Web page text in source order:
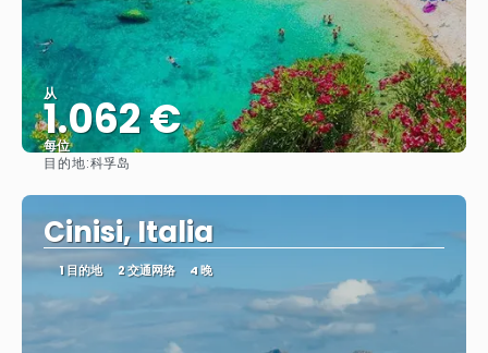
从
1.062 €
每位
目的地:科孚岛
Cinisi, Italia
1 目的地 2 交通网络 4 晚